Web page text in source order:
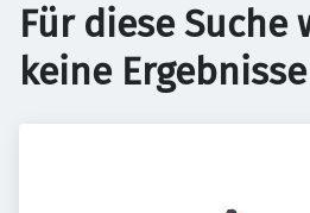
Für diese Suche
keine